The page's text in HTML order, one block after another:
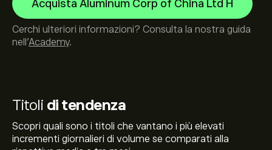
Titoli di tendenza
Scopri quali sono i titoli che vantano i più elevati
incrementi giornalieri di volume se comparati alla
Acquista Aluminum Corp of China Ltd H
Cerchi ulteriori informazioni? Consulta la nostra guida
nell’Academy.